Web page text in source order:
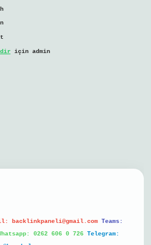
için admin
backlinkpaneli@gmail.com Teams:
0262 606 0 726 Telegram: